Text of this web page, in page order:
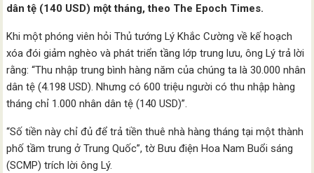
dân tệ (140 USD) một tháng, theo The Epoch Times.
Khi một phóng viên hỏi Thủ tướng Lý Khắc Cường về kế hoạch
xóa đói giảm nghèo và phát triển tầng lớp trung lưu, ông Lý trả lời
rằng: “Thu nhập trung bình hàng năm của chúng ta là 30.000 nhân
dân tệ (4.198 USD). Nhưng có 600 triệu người có thu nhập hàng
tháng chỉ 1.000 nhân dân tệ (140 USD)”.
“Số tiền này chỉ đủ để trả tiền thuê nhà hàng tháng tại một thành
phố tầm trung ở Trung Quốc”, tờ Bưu điện Hoa Nam Buổi sáng
(SCMP) trích lời ông Lý.